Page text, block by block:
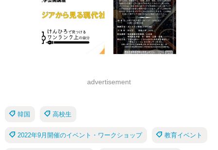
advertisement
韓国 高校生
2022年9月開催のイベント・ワークショップ 教育イベント